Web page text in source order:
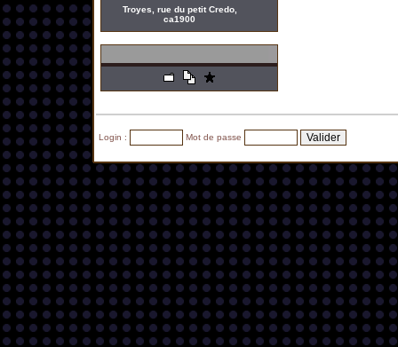
Troyes, rue du petit Credo,
ca1900
Login : Mot de passe